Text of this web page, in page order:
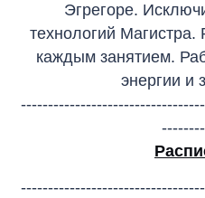
Эгрегоре.
технологий Магистра.
каждым занятием.
энергии и